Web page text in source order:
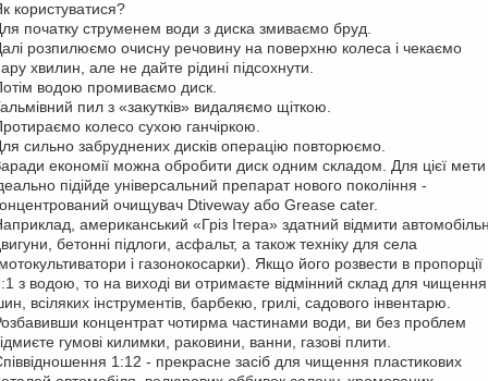
користуватися?
початку струменем води з диска змиваємо бруд.
розпилюємоочисну речовину на поверхню колеса і чекаємо
хвилин,але не дайте рідині підсохнути.
водою промиваємо диск.
пил з «закутків» видаляємо щіткою.
колесо сухою ганчіркою.
сильно забруднених дисків операцію повторюємо.
економії можна обробити диск одним складом. Для цієї мети
підійде універсальний препарат нового покоління -
очищувач Dtiveway або Grease cater.
американський «Гріз Ітера» здатний відмити
бетонні підлоги, асфальт, а також техніку для села
і газонокосарки). Якщо його розвести в пропорції
з водою, то на виході ви отримаєте відмінний склад для чищення
всіляких інструментів, барбекю, грилі, садового інвентарю.
концентрат чотирма частинами води, ви без проблем
гумові килимки, раковини, ванни, газові плити.
1:12 - прекрасне засіб для чищення пластикових